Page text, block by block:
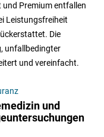
und Premium entfallen
Leistungsfreiheit
Die
unfallbedingter
und vereinfacht.
und